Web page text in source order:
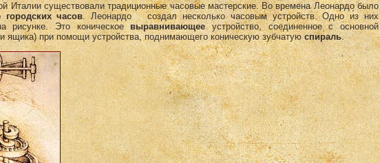
Италии существовали традиционные часовые мастерские. Во времена Леонардо было
городских часов. Леонардо создал несколько часовым устройств. Одно из них
рисунке. Это коническоевыравнивающееустройство, соединенное с основной
ящика) при помощи устройства, поднимающего коническую зубчатуюспираль.